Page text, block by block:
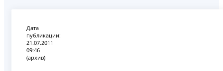
Дата
публикации:
21.07.2011
09:46
(архив)